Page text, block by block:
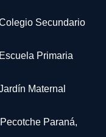
Secundario
Primaria
Maternal
Paraná,